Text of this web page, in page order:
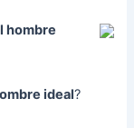
hombre
ideal?